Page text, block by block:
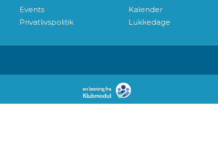
Events
Kalender
Privatlivspolitik
Lukkedage